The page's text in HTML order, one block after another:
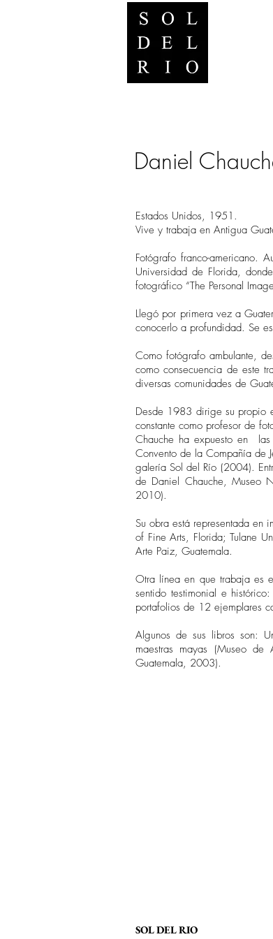
Daniel
Estados Unidos, 1951.
Vive y trabaja en Antigua
Fotógrafo franco-americano.
Universidad de Florida,
fotográfico “The Personal
Llegó por primera vez a
conocerlo a profundidad. Se
Como fotógrafo ambulante,
como consecuencia de este
diversas comunidades de
Desde 1983 dirige su propio
constante como profesor de
Chauche ha expuesto en las
Convento de la Compañía de
galería Sol del Río (2004).
de Daniel Chauche, Museo
2010).
Su obra está representada en
of Fine Arts, Florida; Tulane
Arte Paiz, Guatemala.
Otra línea en que trabaja es
sentido testimonial e
portafolios de 12 ejemplares
Algunos de sus libros son:
maestras mayas (Museo
Guatemala, 2003).
SOL DEL RIO